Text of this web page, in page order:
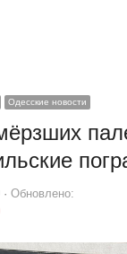
Одесские новости
Обновлено: